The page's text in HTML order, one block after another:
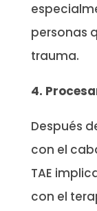
personas
trauma.
4.
Después
con el
TAE
con el